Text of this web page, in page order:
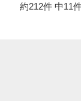
約212件 中11